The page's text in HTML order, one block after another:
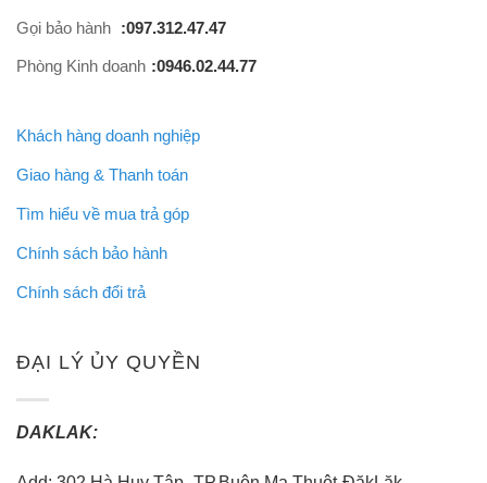
Gọi bảo hành :097.312.47.47
Phòng Kinh doanh :0946.02.44.77
Khách hàng doanh nghiệp
Giao hàng & Thanh toán
Tìm hiểu về mua trả góp
Chính sách bảo hành
Chính sách đổi trả
ĐẠI LÝ ỦY QUYỀN
DAKLAK: